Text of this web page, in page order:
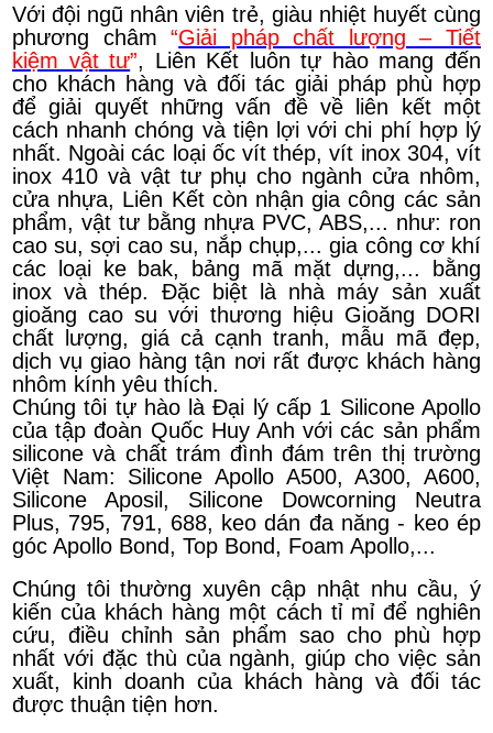
Với đội ngũ nhân viên trẻ, giàu nhiệt huyết cùng
phương châm“Giải pháp chất lượng – Tiết
kiệm vật tư”, Liên Kết luôn tự hào mang đến
cho khách hàng và đối tác giải pháp phù hợp
để giải quyết những vấn đề về liên kết một
cách nhanh chóng và tiện lợi với chi phí hợp lý
nhất. Ngoài các loại ốc vít thép, vít inox 304, vít
inox 410 và vật tư phụ cho ngành cửa nhôm,
cửa nhựa, Liên Kết còn nhận gia công các sản
phẩm, vật tư bằng nhựa PVC, ABS,... như: ron
cao su, sợi cao su, nắp chụp,... gia công cơ khí
các loại ke bak, bảng mã mặt dựng,... bằng
inox và thép. Đặc biệt là nhà máy sản xuất
gioăng cao su với thương hiệu Gioăng DORI
chất lượng, giá cả cạnh tranh, mẫu mã đẹp,
dịch vụ giao hàng tận nơi rất được khách hàng
nhôm kính yêu thích.
Chúng tôi tự hào là Đại lý cấp 1 Silicone Apollo
của tập đoàn Quốc Huy Anh với các sản phẩm
silicone và chất trám đình đám trên thị trường
Việt Nam: Silicone Apollo A500, A300, A600,
Silicone Aposil, Silicone Dowcorning Neutra
Plus, 795, 791, 688, keo dán đa năng - keo ép
góc Apollo Bond, Top Bond, Foam Apollo,...
Chúng tôi thường xuyên cập nhật nhu cầu, ý
kiến của khách hàng một cách tỉ mỉ để nghiên
cứu, điều chỉnh sản phẩm sao cho phù hợp
nhất với đặc thù của ngành, giúp cho việc sản
xuất, kinh doanh của khách hàng và đối tác
được thuận tiện hơn.